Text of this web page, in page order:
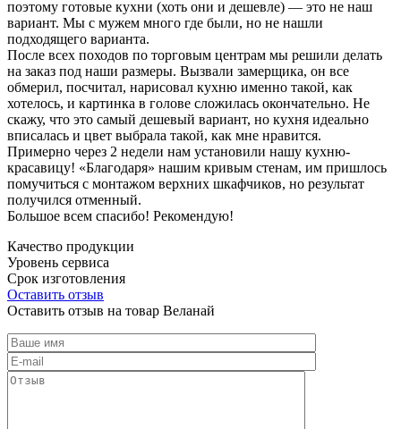
поэтому готовые кухни (хоть они и дешевле) — это не наш
вариант. Мы с мужем много где были, но не нашли
подходящего варианта.
После всех походов по торговым центрам мы решили делать
на заказ под наши размеры. Вызвали замерщика, он все
обмерил, посчитал, нарисовал кухню именно такой, как
хотелось, и картинка в голове сложилась окончательно. Не
скажу, что это самый дешевый вариант, но кухня идеально
вписалась и цвет выбрала такой, как мне нравится.
Примерно через 2 недели нам установили нашу кухню-
красавицу! «Благодаря» нашим кривым стенам, им пришлось
помучиться с монтажом верхних шкафчиков, но результат
получился отменный.
Большое всем спасибо! Рекомендую!
Качество продукции
Уровень сервиса
Срок изготовления
Оставить отзыв
Оставить отзыв на товар Веланай